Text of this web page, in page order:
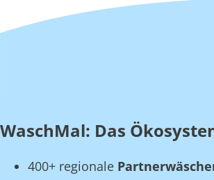
WaschMal: Das
400+ regionale